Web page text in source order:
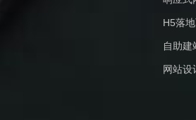
H5落
自助建
网站设